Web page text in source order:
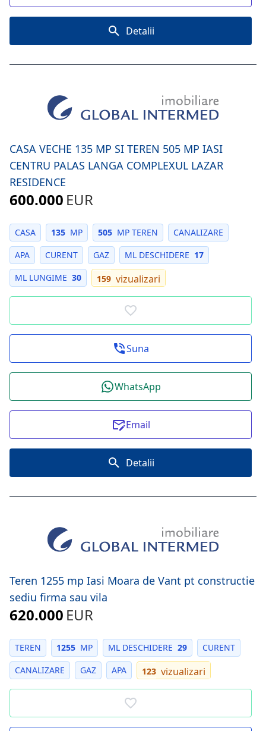
Detalii
CASA VECHE 135 MP SI TEREN 505 MP IASI
CENTRU PALAS LANGA COMPLEXUL LAZAR
RESIDENCE
600.000 EUR
CASA MP
135 MP TEREN
505
CANALIZARE
APA
CURENT GAZ ML DESCHIDERE 17
ML LUNGIME 30 vizualizari
159
Suna
WhatsApp
Email
Detalii
Teren 1255 mp Iasi Moara de Vant pt constructie
sediu firma sau vila
620.000 EUR
TEREN MP
1255 ML DESCHIDERE 29
CURENT
CANALIZARE
GAZ APA vizualizari
123